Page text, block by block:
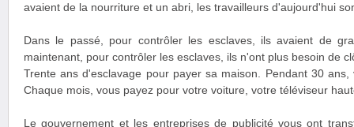
avaient de la nourriture et un abri, les travailleurs d'aujourd'hui
Dans le passé, pour contrôler les esclaves, ils avaient de
maintenant, pour contrôler les esclaves, ils n'ont plus besoin de
Trente ans d'esclavage pour payer sa maison. Pendant 30
Chaque mois, vous payez pour votre voiture, votre téléviseur
Le gouvernement et les entreprises de publicité vous ont